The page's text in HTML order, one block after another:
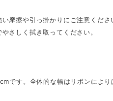
摩擦や引っ掛かりにご注意くださ
さしく拭き取ってください。
です。全体的な幅はリボンによ